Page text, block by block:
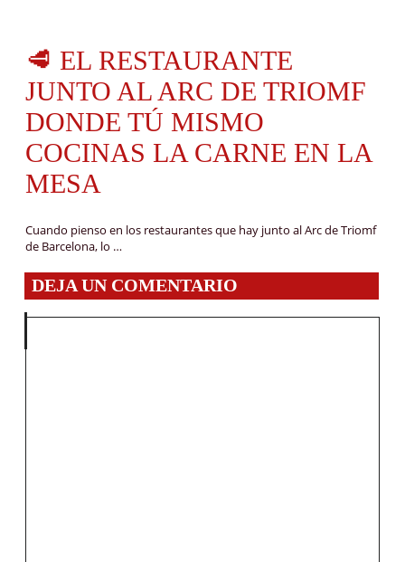
🥩 EL RESTAURANTE
JUNTO AL ARC DE TRIOMF
DONDE TÚ MISMO
COCINAS LA CARNE EN LA
MESA
Cuando pienso en los restaurantes que hay junto al Arc de Triomf
de Barcelona, lo …
DEJA UN COMENTARIO